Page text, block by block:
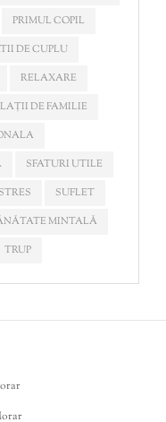
PRIMUL COPIL
DE CUPLU
RELAXARE
DE FAMILIE
SFATURI UTILE
SUFLET
MINTALĂ
TRUP